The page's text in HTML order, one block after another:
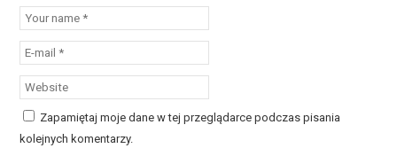
Zapamiętaj moje dane w tej przeglądarce podczas pisania
kolejnych komentarzy.